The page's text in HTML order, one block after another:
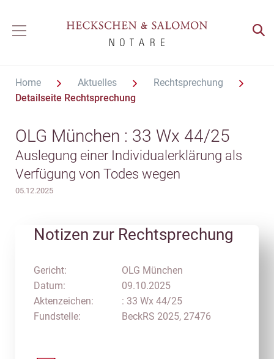
Home Aktuelles
Rechtsprechung
Detailseite Rechtsprechung
OLG München : 33 Wx 44/25
Auslegung einer Individualerklärung als
Verfügung von Todes wegen
05.12.2025
Notizen zur Rechtsprechung
Gericht:
Datum:
Aktenzeichen:
Fundstelle:
OLG München
09.10.2025
: 33 Wx 44/25
BeckRS 2025, 27476